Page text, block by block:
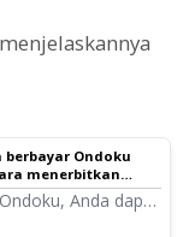
berbayar Ondoku
menerbitkan
tanda terima |
teks OndokuAnda dapat